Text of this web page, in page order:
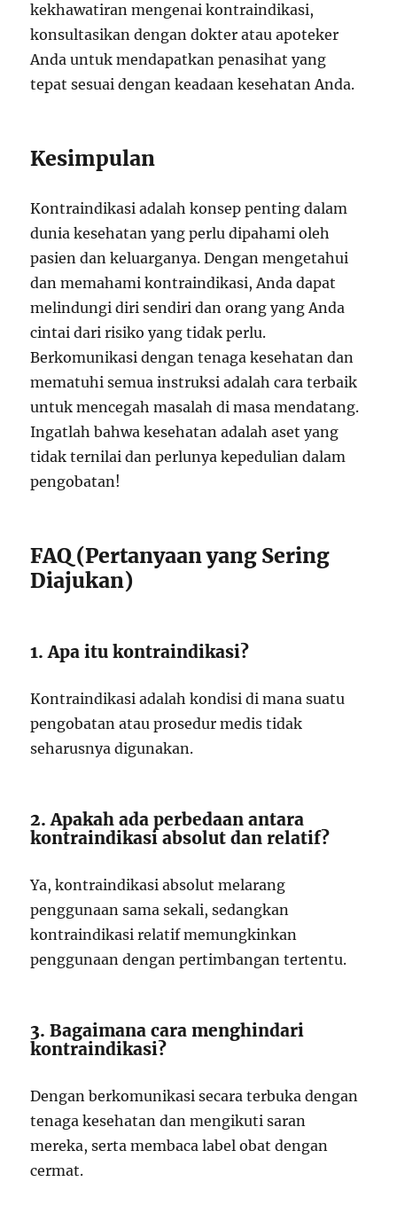
kekhawatiran mengenai kontraindikasi,
konsultasikan dengan dokter atau apoteker
Anda untuk mendapatkan penasihat yang
tepat sesuai dengan keadaan kesehatan Anda.
Kesimpulan
Kontraindikasi adalah konsep penting dalam
dunia kesehatan yang perlu dipahami oleh
pasien dan keluarganya. Dengan mengetahui
dan memahami kontraindikasi, Anda dapat
melindungi diri sendiri dan orang yang Anda
cintai dari risiko yang tidak perlu.
Berkomunikasi dengan tenaga kesehatan dan
mematuhi semua instruksi adalah cara terbaik
untuk mencegah masalah di masa mendatang.
Ingatlah bahwa kesehatan adalah aset yang
tidak ternilai dan perlunya kepedulian dalam
pengobatan!
FAQ (Pertanyaan yang Sering
Diajukan)
1. Apa itu kontraindikasi?
Kontraindikasi adalah kondisi di mana suatu
pengobatan atau prosedur medis tidak
seharusnya digunakan.
2. Apakah ada perbedaan antara
kontraindikasi absolut dan relatif?
Ya, kontraindikasi absolut melarang
penggunaan sama sekali, sedangkan
kontraindikasi relatif memungkinkan
penggunaan dengan pertimbangan tertentu.
3. Bagaimana cara menghindari
kontraindikasi?
Dengan berkomunikasi secara terbuka dengan
tenaga kesehatan dan mengikuti saran
mereka, serta membaca label obat dengan
cermat.